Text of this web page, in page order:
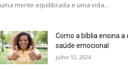
uma mente equilibrada e uma vida...
Como a bíblia ensina a
saúde emocional
julho 12, 2026